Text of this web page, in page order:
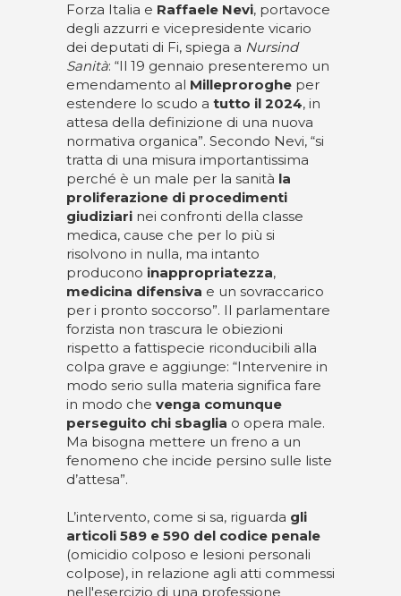
Forza Italia e Raffaele Nevi, portavoce
degli azzurri e vicepresidente vicario
dei deputati di Fi, spiega a Nursind
Sanità: “Il 19 gennaio presenteremo un
emendamento al Milleproroghe per
estendere lo scudo a tutto il 2024, in
attesa della definizione di una nuova
normativa organica”. Secondo Nevi, “si
tratta di una misura importantissima
perché è un male per la sanità la
proliferazione di procedimenti
giudiziari nei confronti della classe
medica, cause che per lo più si
risolvono in nulla, ma intanto
producono inappropriatezza,
medicina difensiva e un sovraccarico
per i pronto soccorso”. Il parlamentare
forzista non trascura le obiezioni
rispetto a fattispecie riconducibili alla
colpa grave e aggiunge: “Intervenire in
modo serio sulla materia significa fare
in modo che venga comunque
perseguito chi sbaglia o opera male.
Ma bisogna mettere un freno a un
fenomeno che incide persino sulle liste
d’attesa”.
L’intervento, come si sa, riguarda gli
articoli 589 e 590 del codice penale
(omicidio colposo e lesioni personali
colpose), in relazione agli atti commessi
nell'esercizio di una professione